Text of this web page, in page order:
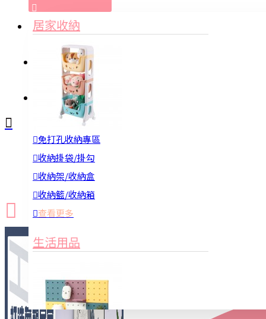
居家收納
免打孔收納專區
收納掛袋/掛勾
收納架/收納盒
收納籃/收納箱
查看更多
生活用品
登入
新品上市